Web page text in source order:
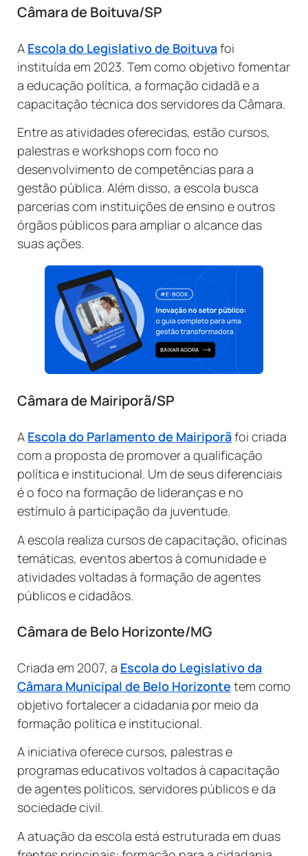
Câmara de Boituva/SP
A Escola do Legislativo de Boituvafoi
instituída em 2023. Tem como objetivo fomentar
a educação política, a formação cidadã e a
capacitação técnica dos servidores da Câmara.
Entre as atividades oferecidas, estão cursos,
palestras e workshops com foco no
desenvolvimento de competências para a
gestão pública. Além disso, a escola busca
parcerias com instituições de ensino e outros
órgãos públicos para ampliar o alcance das
suas ações.
Câmara de Mairiporã/SP
A Escola do Parlamento de Mairiporãfoi criada
com a proposta de promover a qualificação
política e institucional. Um de seus diferenciais
é o foco na formação de lideranças e no
estímulo à participação da juventude.
A escola realiza cursos de capacitação, oficinas
temáticas, eventos abertos à comunidade e
atividades voltadas à formação de agentes
públicos e cidadãos.
Câmara de Belo Horizonte/MG
Criada em 2007, a Escola do Legislativo da
Câmara Municipal de Belo Horizonte tem como
objetivo fortalecer a cidadania por meio da
formação política e institucional.
A iniciativa oferece cursos, palestras e
programas educativos voltados à capacitação
de agentes políticos, servidores públicos e da
sociedade civil.
A atuação da escola está estruturada em duas